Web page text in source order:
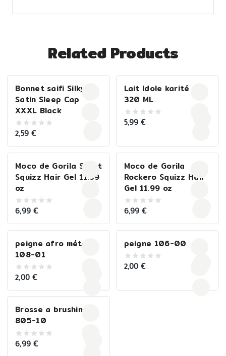
Related Products
Bonnet saifi Silky
Satin Sleep Cap
XXXL Black
0
of
5
2,59 €
Lait Idole karité –
320 ML
0
5,99€
Moco de Gorila Sport
Squizz Hair Gel 11.99
oz
0
of
5
6,99 €
Moco de Gorila
Rockero Squizz Hair
Gel 11.99 oz
0
of
5
6,99€
peigne afro métal
108-01
0
of
5
2,00 €
peigne 106-00
0
2,00€
Brosse a brushing
805-10
0
6,99 €